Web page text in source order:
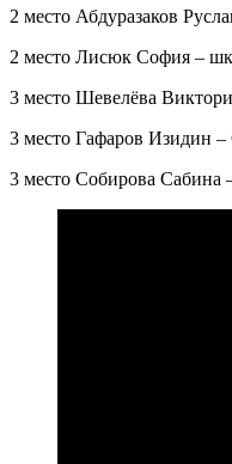
2 место Абдуразаков
2 место Лисюк София –
3 место Шевелёва
3 место Гафаров Изидин
3 место Собирова